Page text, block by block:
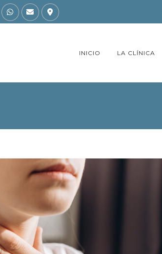
INICIO LA CLÍNICA